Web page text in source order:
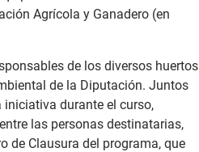
Agrícola y Ganadero (en
de los diversos huertos
de la Diputación. Juntos
durante el curso,
las personas destinatarias,
de Clausura del programa, que